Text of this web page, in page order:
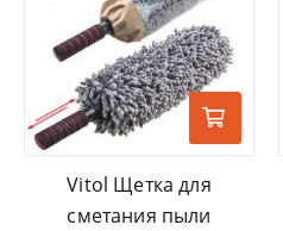
Vitol Щетка для
сметания пыли